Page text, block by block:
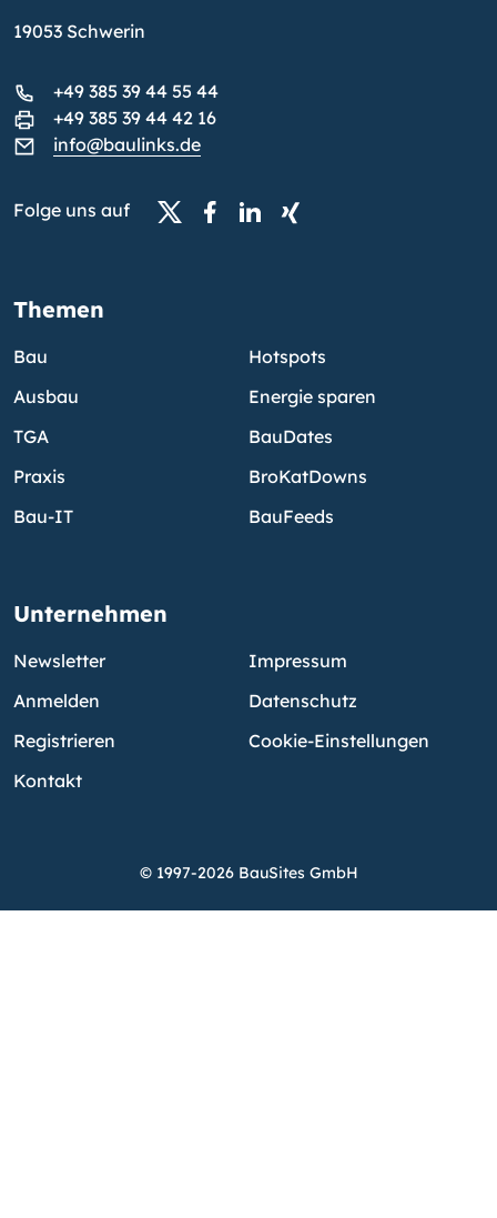
19053 Schwerin
+49 385 39 44 55 44
+49 385 39 44 42 16
info@baulinks.de
Folge uns auf
Themen
Bau
Ausbau
TGA
Praxis
Bau-IT
Hotspots
Energie sparen
BauDates
BroKatDowns
BauFeeds
Unternehmen
Newsletter
Anmelden
Registrieren
Kontakt
Impressum
Datenschutz
Cookie-Einstellungen
© 1997-2026 BauSites GmbH